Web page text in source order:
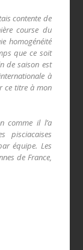
contente de
course du
homogénéité
que ce soit
de saison est
à
ce titre à mon
comme il l’a
pisciacaises
équipe. Les
de France,